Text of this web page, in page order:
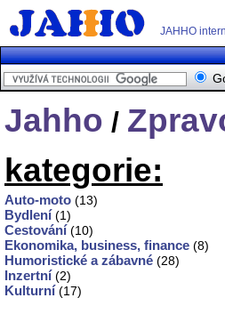
JAHHO
Jahho /
kategorie:
Auto-moto (13)
Bydlení (1)
Cestování (10)
Ekonomika, business, finance (8)
Humoristické a zábavné (28)
Inzertní (2)
Kulturní (17)